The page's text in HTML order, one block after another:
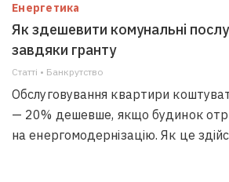
Енергетика
Як здешевити комунальні
завдяки гранту
Статті • Банкрутство
Обслуговування квартири
— 20% дешевше, якщо будинок
на енергомодернізацію. Як це